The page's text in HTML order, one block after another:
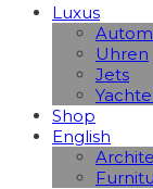
Luxus
Uhren
Jets
Shop
English